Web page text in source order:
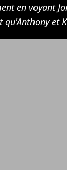
en voyant
qu'Anthony et